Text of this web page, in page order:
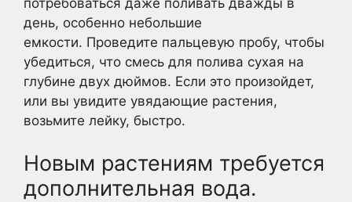
потребоваться даже поливать дважды в
день, особенно небольшие
емкости. Проведите пальцевую пробу, чтобы
убедиться, что смесь для полива сухая на
глубине двух дюймов. Если это произойдет,
или вы увидите увядающие растения,
возьмите лейку, быстро.
Новым растениям требуется
дополнительная вода.